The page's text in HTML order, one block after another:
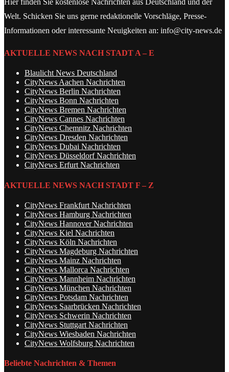
Welt. Schicken Sie uns gerne redaktionelle Vorschläge, Presse-
Informationen oder interessante Neuigkeiten an: info@city-news.de
AKTUELLE NEWS NACH STADT A – E
Blaulicht News Deutschland
CityNews Aachen Nachrichten
CityNews Berlin Nachrichten
CityNews Bonn Nachrichten
CityNews Bremen Nachrichten
CityNews Cannes Nachrichten
CityNews Chemnitz Nachrichten
CityNews Dresden Nachrichten
CityNews Dubai Nachrichten
CityNews Düsseldorf Nachrichten
CityNews Erfurt Nachrichten
AKTUELLE NEWS NACH STADT F – Z
CityNews Frankfurt Nachrichten
CityNews Hamburg Nachrichten
CityNews Hannover Nachrichten
CityNews Kiel Nachrichten
CityNews Köln Nachrichten
CityNews Magdeburg Nachrichten
CityNews Mainz Nachrichten
CityNews Mallorca Nachrichten
CityNews Mannheim Nachrichten
CityNews München Nachrichten
CityNews Potsdam Nachrichten
CityNews Saarbrücken Nachrichten
CityNews Schwerin Nachrichten
CityNews Stuttgart Nachrichten
CityNews Wiesbaden Nachrichten
CityNews Wolfsburg Nachrichten
Beliebte Nachrichten & Themen